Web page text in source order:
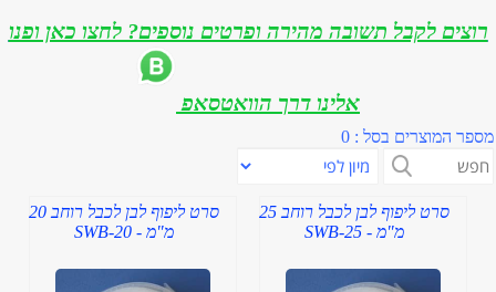
רוצים לקבל תשובה מהירה ופרטים נוספים? לחצו כאן ופנו
אלינו דרך הוואטסאפ
מספר המוצרים בסל : 0
סרט ליפוף לבן לכבל רוחב 25
מ"מ - SWB-25
סרט ליפוף לבן לכבל רוחב 20
מ"מ - SWB-20